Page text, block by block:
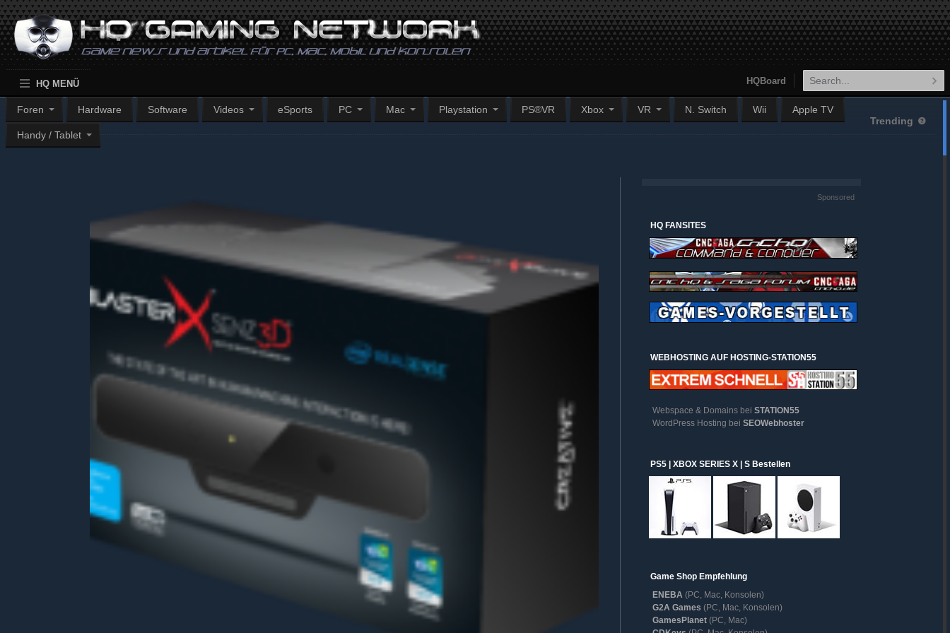
HQ MENÜ
Foren Hardware Software Videos eSports PC Mac Playstation PS®VR Xbox VR N. Switch Wii Apple TV
Handy / Tablet
HQBoard
Trending
Sponsored
HQ FANSITES
WEBHOSTING AUF HOSTING-STATION55
Webspace & Domains bei STATION55
WordPress Hosting bei SEOWebhoster
PS5 | XBOX SERIES X | S Bestellen
Game Shop Empfehlung
ENEBA (PC, Mac, Konsolen)
G2A Games (PC, Mac, Konsolen)
GamesPlanet(PC, Mac)